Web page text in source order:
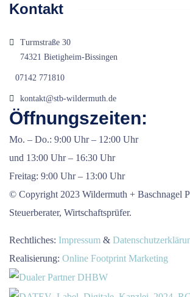
Kontakt
Turmstraße 30
74321 Bietigheim-Bissingen
07142 771810
kontakt@stb-wildermuth.de
Öffnungszeiten:
Mo. – Do.: 9:00 Uhr – 12:00 Uhr
und 13:00 Uhr – 16:30 Uhr
Freitag: 9:00 Uhr – 13:00 Uhr
© Copyright 2023 Wildermuth + Baschnagel
Steuerberater, Wirtschaftsprüfer.
Rechtliches: Impressum &
Realisierung: Online Footprint Marketing